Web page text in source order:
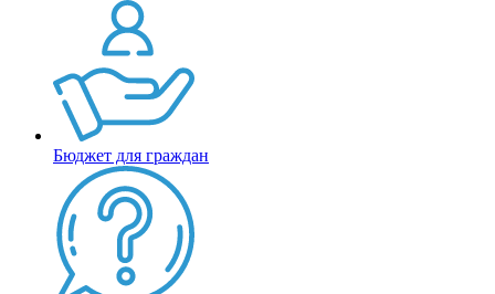
Бюджет для граждан